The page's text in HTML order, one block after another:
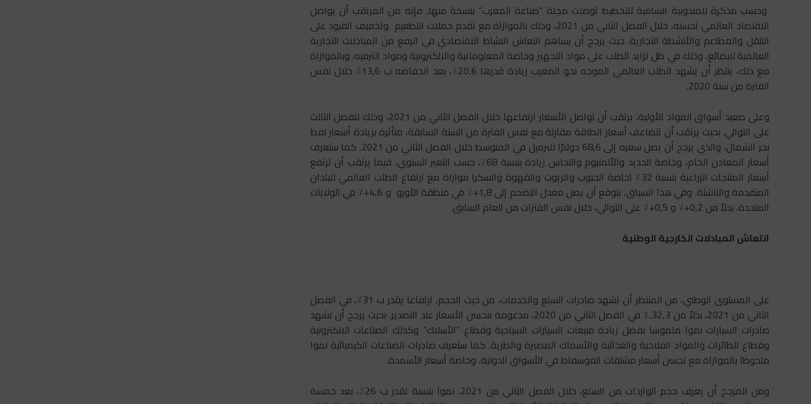
وحسب مذكرة للمندوبية السامية للتخطيط توصلت مجلة “صناعة المغرب” بنسخة منهاـ فإنه من المرتقب أن يواصل
الاقتصاد العالمي تحسنه، خلال الفصل الثاني من 2021، وذلك بالموازاة مع تقدم حملات التطعيم وتخفيف القيود على
التنقل والمطاعم والأنشطة التجارية. حيث يرجح أن يساهم انتعاش النشاط الاقتصادي في الرفع من المبادلات التجارية
العالمية للبضائع، وذلك في ظل تزايد الطلب على مواد التجهيز وخاصة المعلوماتية والالكترونية ومواد الترفيه. وبالموازاة
مع ذلك، ينتظر أن يشهد الطلب العالمي الموجه نحو المغرب زيادة قدرها 20,6٪، بعد انخفاضه ب 13,6٪ خلال نفس
الفترة من سنة 2020.
وعلى صعيد أسواق المواد الأولية، يرتقب أن تواصل الأسعار ارتفاعها خلال الفصل الثاني من 2021، وذلك للفصل الثالث
على التوالي. بحيث يرتقب أن تتضاعف أسعار الطاقة مقارنة مع نفس الفترة من السنة السابقة، متأثرة بزيادة أسعار نفط
بحر الشمال، والذي يرجح أن يصل سعره إلى 68,6 دولارًا للبرميل في المتوسط ​​خلال الفصل الثاني من 2021. كما ستعرف
أسعار المعادن الخام، وخاصة الحديد والألمنيوم والنحاس زيادة بنسبة 68٪، حسب التغير السنوي، فيما يرتقب أن ترتفع
أسعار المنتجات الزراعية بنسبة 32٪ (خاصة الحبوب والزيوت والقهوة والسكر) موازاة مع ارتفاع الطلب العالمي للبلدان
المتقدمة والناشئة. وفي هذا السياق، يتوقع أن يصل معدل التضخم إلى 1,8+٪ في منطقة الأورو و 4,6+٪ في الولايات
المتحدة، بدلاً من 0,2+٪ و 0,5+٪ على التوالي، خلال نفس الفترات من العام السابق.
انتعاش المبادلات الخارجية الوطنية
على المستوى الوطني، من المنتظر أن تشهد صادرات السلع والخدمات، من حيث الحجم، ارتفاعا يقدر ب 31٪، في الفصل
الثاني من 2021، بدلاً من 32,3ـ٪ في الفصل الثاني من 2020، مدعومة بتحسن الأسعار عند التصدير. بحيث يرجح أن تشهد
صادرات السيارات نموا ملموسا بفضل زيادة مبيعات السيارات السياحية وقطاع “الأسلاك” وكذلك الصناعات الالكترونية
وقطاع الطائرات والمواد الفلاحية والغذائية والأسماك المصبرة والطرية. كما ستعرف صادرات الصناعات الكيميائية نموا
ملحوظا بالموازاة مع تحسن أسعار مشتقات الفوسفاط في الأسواق الدولية، وخاصة أسعار الأسمدة.
ومن المرجح أن يعرف حجم الواردات من السلع، خلال الفصل الثاني من 2021، نموا بنسبة تقدر ب 26٪، بعد خمسة